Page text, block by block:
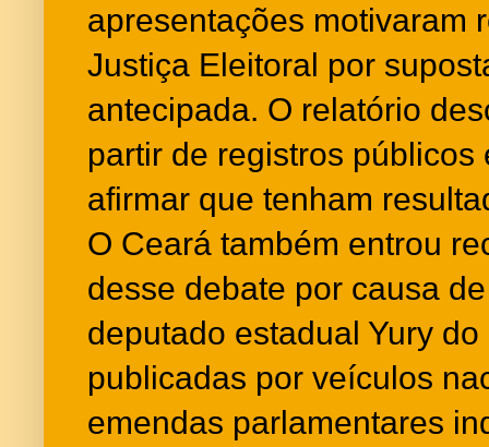
apresentações motivaram
Justiça Eleitoral por
antecipada. O relatório
partir de registros públicos
afirmar que tenham
O Ceará também entrou
desse debate por causa
deputado estadual Yury
publicadas por veículos
emendas parlamentares